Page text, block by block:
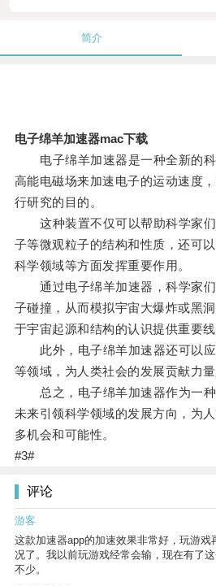
简介
电子绵羊加速器mac下载
电子绵羊加速器是一种全新的科
高能电磁场来加速电子的运动速度
行研究的目的。
这种装置不仅可以帮助科学家们
子等微观粒子的结构和性质，还可
科学领域等方面发挥重要作用。
通过电子绵羊加速器，科学家们
子碰撞，从而模拟宇宙大爆炸或黑
于宇宙起源和结构的认识提供重要线
此外，电子绵羊加速器还可以应
等领域，为人类社会的发展贡献力量
总之，电子绵羊加速器作为一种
未来引领科学领域的发展方向，为
多机会和可能性。
#3#
评论
游客
这款加速器app的加速效果非常好，玩游
况了。我以前玩游戏经常会输，现在有了
不少。